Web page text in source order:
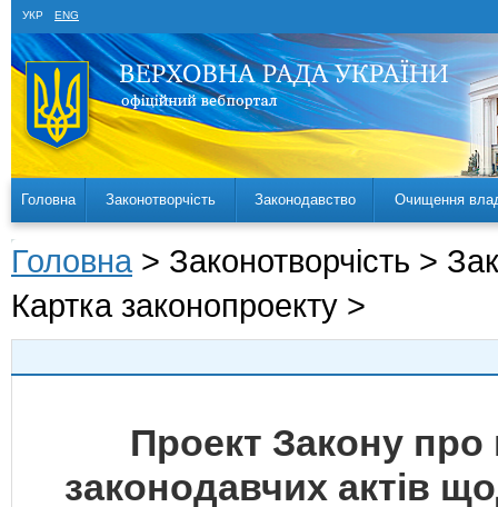
УКР ENG
Головна Законотворчість Законодавство Очищення
Головна > Законотворчість >
Картка законопроекту >
Проект Закону про
законодавчих актів